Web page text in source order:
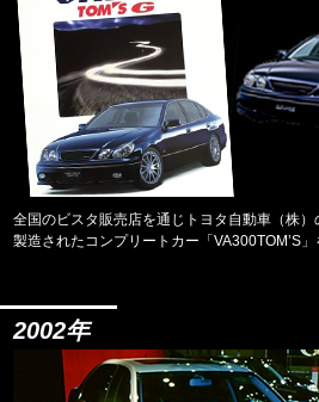
全国のビスタ販売店を通じトヨタ自動車（株）
製造されたコンプリートカー「VA300TOM’S」
2002年